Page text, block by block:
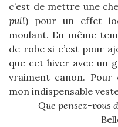
c’est de mettre une
pull) pour un effet
moulant. En même
de robe si c’est pour
que cet hiver avec un
vraiment canon.
mon indispensable
Que pensez-vous